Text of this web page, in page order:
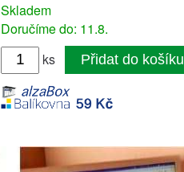
Skladem
Doručíme do: 11.8.
ks
Přidat do košíku